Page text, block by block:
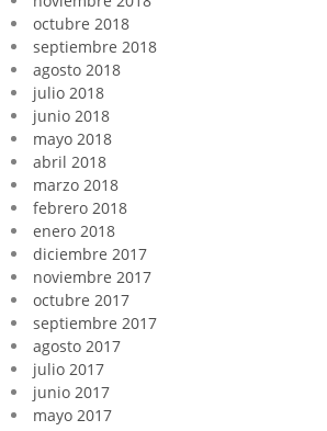
octubre 2018
septiembre 2018
agosto 2018
julio 2018
junio 2018
mayo 2018
abril 2018
marzo 2018
febrero 2018
enero 2018
diciembre 2017
noviembre 2017
octubre 2017
septiembre 2017
agosto 2017
julio 2017
junio 2017
mayo 2017